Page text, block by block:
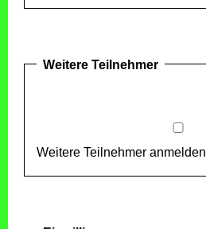
Weitere Teilnehmer
Weitere Teilnehmer anmelden